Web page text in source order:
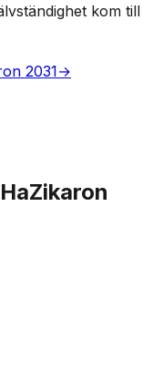
kom till
2031→